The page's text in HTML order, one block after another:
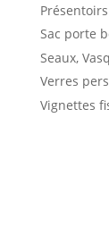
Sac porte
Seaux,
Verres
Vignettes